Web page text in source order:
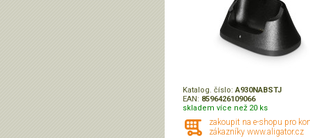
Katalog. číslo:A930NABSTJ
EAN: 8596426109066
skladem více než 20 ks
zakoupit na e-shopu pro
zákazníky www.aligator.cz